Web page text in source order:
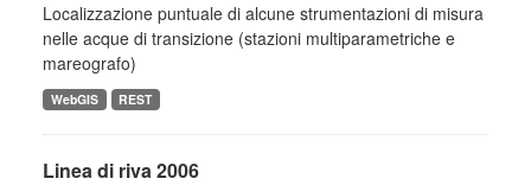
Localizzazione puntuale di alcune strumentazioni di misura
nelle acque di transizione (stazioni multiparametriche e
mareografo)
WebGIS REST
Linea di riva 2006